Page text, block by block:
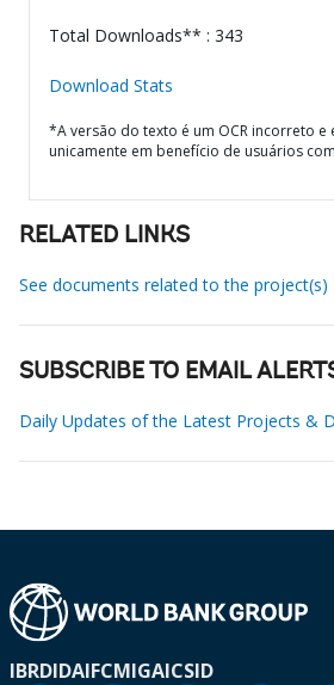
Total Downloads** : 343
Download Stats
*A versão do texto é um OCR incorreto e
unicamente em benefício de usuários
RELATED LINKS
See documents related to the project(s)
SUBSCRIBE TO EMAIL
Daily Updates of the Latest Projects &
IBRDIDAIFCMIGAICSID